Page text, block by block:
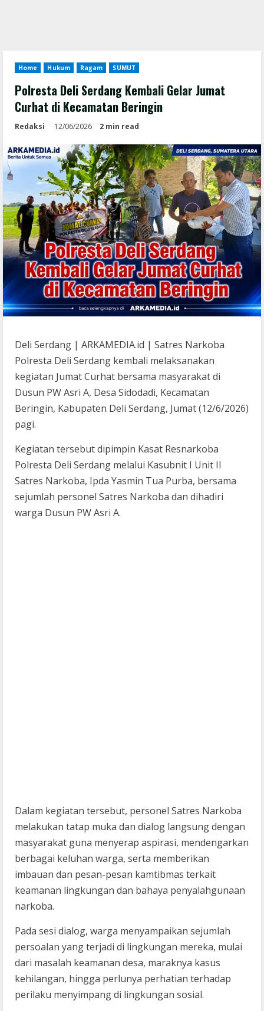
Home Hukum Ragam SUMUT
Polresta Deli Serdang Kembali Gelar Jumat
Curhat di Kecamatan Beringin
Redaksi 12/06/2026 2 min read
Deli Serdang | ARKAMEDIA.id | Satres Narkoba
Polresta Deli Serdang kembali melaksanakan
kegiatan Jumat Curhat bersama masyarakat di
Dusun PW Asri A, Desa Sidodadi, Kecamatan
Beringin, Kabupaten Deli Serdang, Jumat (12/6/2026)
pagi.
Kegiatan tersebut dipimpin Kasat Resnarkoba
Polresta Deli Serdang melalui Kasubnit I Unit II
Satres Narkoba, Ipda Yasmin Tua Purba, bersama
sejumlah personel Satres Narkoba dan dihadiri
warga Dusun PW Asri A.
Dalam kegiatan tersebut, personel Satres Narkoba
melakukan tatap muka dan dialog langsung dengan
masyarakat guna menyerap aspirasi, mendengarkan
berbagai keluhan warga, serta memberikan
imbauan dan pesan-pesan kamtibmas terkait
keamanan lingkungan dan bahaya penyalahgunaan
narkoba.
Pada sesi dialog, warga menyampaikan sejumlah
persoalan yang terjadi di lingkungan mereka, mulai
dari masalah keamanan desa, maraknya kasus
kehilangan, hingga perlunya perhatian terhadap
perilaku menyimpang di lingkungan sosial.